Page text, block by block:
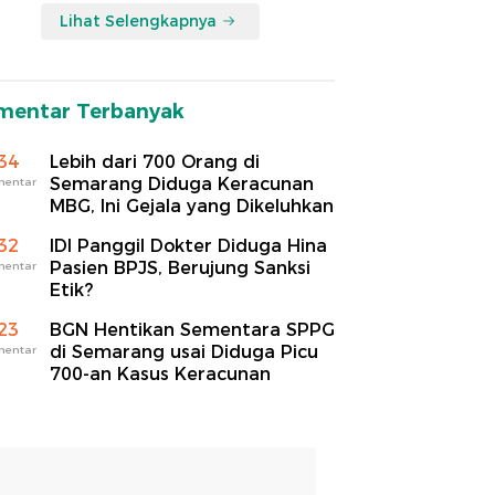
Lihat Selengkapnya
Terbanyak
Lebih dari 700 Orang di
Semarang Diduga Keracunan
MBG, Ini Gejala yang Dikeluhkan
IDI Panggil Dokter Diduga Hina
Pasien BPJS, Berujung Sanksi
Etik?
BGN Hentikan Sementara SPPG
di Semarang usai Diduga Picu
700-an Kasus Keracunan